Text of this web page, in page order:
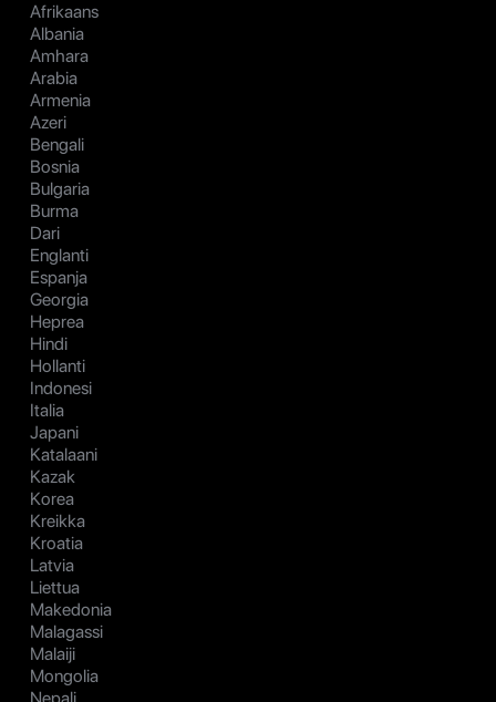
Afrikaans
Albania
Amhara
Arabia
Armenia
Azeri
Bengali
Bosnia
Bulgaria
Burma
Dari
Englanti
Espanja
Georgia
Heprea
Hindi
Hollanti
Indonesi
Italia
Japani
Katalaani
Kazak
Korea
Kreikka
Kroatia
Latvia
Liettua
Makedonia
Malagassi
Malaiji
Mongolia